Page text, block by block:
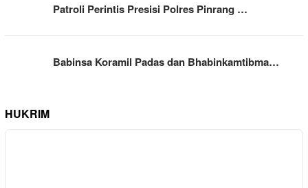
Patroli Perintis Presisi Polres Pinrang …
Babinsa Koramil Padas dan Bhabinkamtibma…
HUKRIM